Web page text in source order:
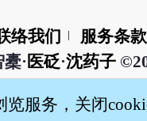
络我们 服务条款
· 医砭·沈药子
服务，关闭